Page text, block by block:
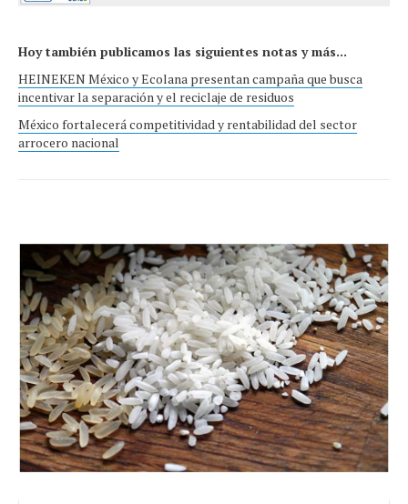
Hoy también publicamos las siguientes notas y más...
HEINEKEN México y Ecolana presentan campaña que busca
incentivar la separación y el reciclaje de residuos
México fortalecerá competitividad y rentabilidad del sector
arrocero nacional